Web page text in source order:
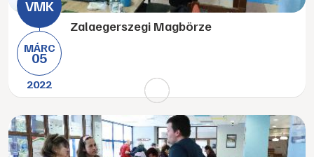
MÁRC
05
2022
Zalaegerszegi Magbörze